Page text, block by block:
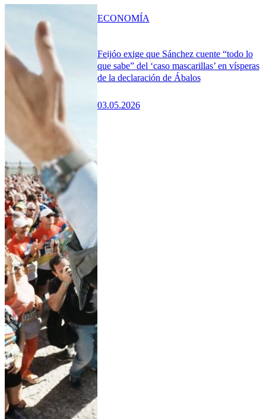
Feijóo exige que Sánchez cuente “todo lo
que sabe” del ‘caso mascarillas’ en vísperas
de la declaración de Ábalos
03.05.2026
ECONOMÍA